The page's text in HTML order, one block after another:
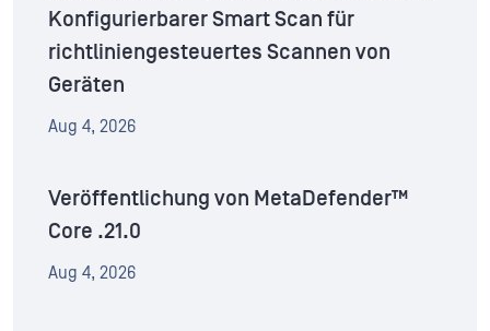
Konfigurierbarer Smart Scan für
richtliniengesteuertes Scannen von
Geräten
Aug 4, 2026
Veröffentlichung von MetaDefender™
Core .21.0
Aug 4, 2026